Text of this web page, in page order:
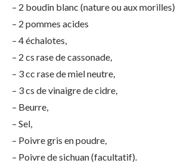
– 2 boudin blanc (nature ou aux morilles),
– 2 pommes acides
– 4 échalotes,
– 2 cs rase de cassonade,
– 3 cc rase de miel neutre,
– 3 cs de vinaigre de cidre,
– Beurre,
– Sel,
– Poivre gris en poudre,
– Poivre de sichuan (facultatif).